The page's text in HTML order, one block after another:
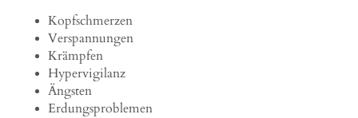
Kopfschmerzen
Verspannungen
Krämpfen
Hypervigilanz
Ängsten
Erdungsproblemen